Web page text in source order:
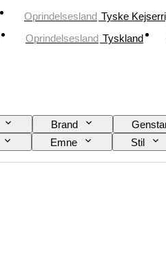
Oprindelsesland Tyske
Oprindelsesland Tyskland
Brand
Emne Stil
Tilskrivning Æra